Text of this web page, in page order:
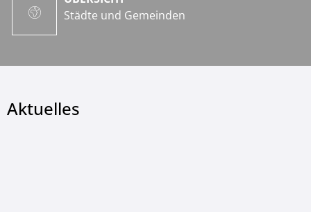
Städte und Gemeinden
Aktuelles